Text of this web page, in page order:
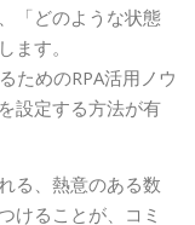
「どのような状態
ます。
ためのRPA活用ノウ
設定する方法が有
る、熱意のある数
けることが、コミ